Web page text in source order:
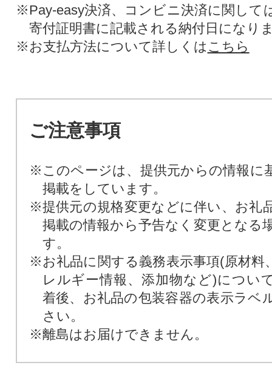
※Pay-easy決済、コンビニ決済に関して
寄付証明書に記載される納付日になり
※お支払方法について詳しくは こちら
ご注意事項
※このページは、提供元からの情報に
掲載をしています。
※提供元の規格変更などに伴い、お礼
掲載の情報から予告なく変更となる
す。
※お礼品に関する義務表示事項(原材料
レルギー情報、添加物など)につい
着後、お礼品の包装容器の表示ラベ
さい。
※離島はお届けできません。